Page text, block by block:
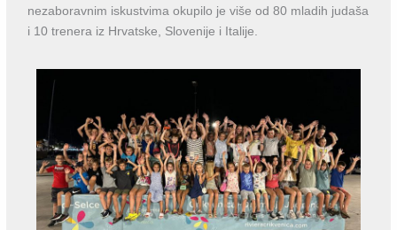
nezaboravnim iskustvima okupilo je više od 80 mladih judaša
i 10 trenera iz Hrvatske, Slovenije i Italije.